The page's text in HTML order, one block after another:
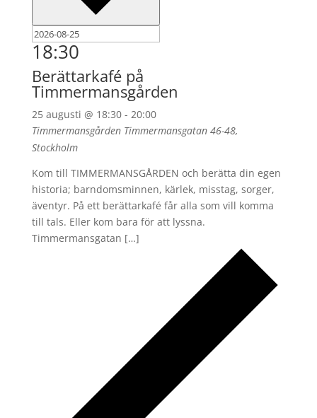
18:30
Berättarkafé på
Timmermansgården
25 augusti @ 18:30- 20:00
Timmermansgården Timmermansgatan 46-48,
Stockholm
Kom till TIMMERMANSGÅRDEN och berätta din egen
historia; barndomsminnen, kärlek, misstag, sorger,
äventyr. På ett berättarkafé får alla som vill komma
till tals. Eller kom bara för att lyssna.
Timmermansgatan […]